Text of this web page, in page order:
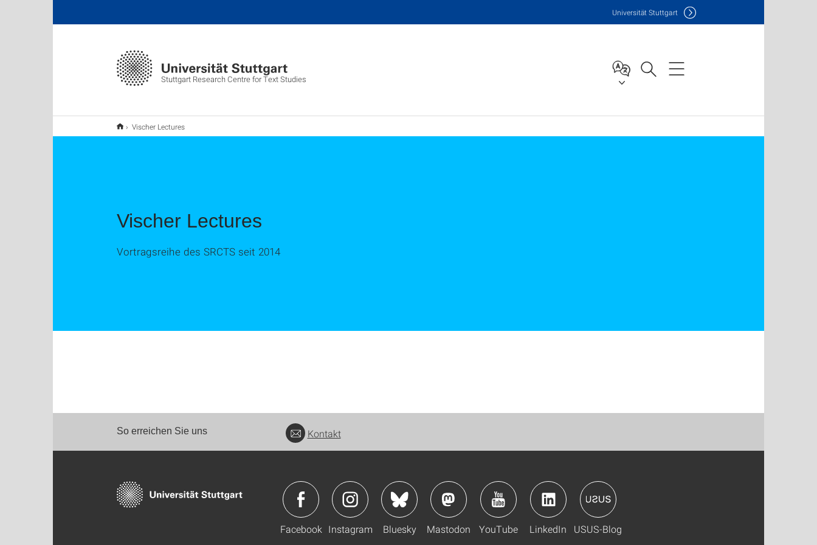
Stuttgart Research Centre for Text Studies
Universität Stuttgart
Vischer Lectures
Vischer Lectures
Vortragsreihe des SRCTS seit 2014
So erreichen Sie uns Kontakt
Facebook Instagram Bluesky Mastodon YouTube LinkedIn USUS-Blog